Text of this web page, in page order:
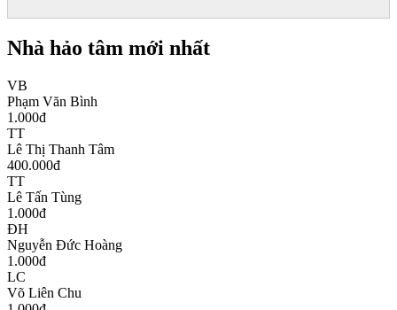
Nhà hảo tâm mới nhất
VB
Phạm Văn Bình
1.000đ
TT
Lê Thị Thanh Tâm
400.000đ
TT
Lê Tấn Tùng
1.000đ
ĐH
Nguyễn Đức Hoàng
1.000đ
LC
Võ Liên Chu